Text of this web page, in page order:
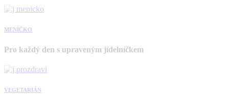
MENÍČKO
Pro každý den s upraveným jídelníčkem
VEGETARIÁN